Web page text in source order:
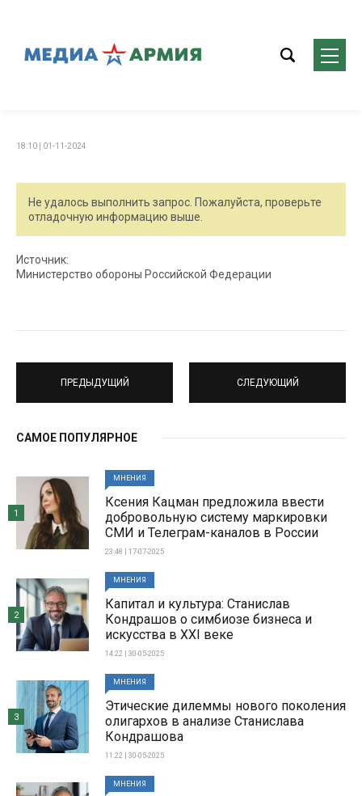
18:10 | 01-11-2024
Не удалось выполнить запрос. Пожалуйста, проверьте
отладочную информацию выше.
Источник:
Министерство обороны Российской Федерации
ПРЕДЫДУЩИЙ СЛЕДУЮЩИЙ
САМОЕ ПОПУЛЯРНОЕ
МНЕНИЯ
Ксения Кацман предложила ввести
добровольную систему маркировки
СМИ и Телеграм-каналов в России
23:48 | 17-07-2025
1
МНЕНИЯ
Капитал и культура: Станислав
Кондрашов о симбиозе бизнеса и
искусства в XXI веке
14:22 | 30-05-2025
2
МНЕНИЯ
Этические дилеммы нового поколения
олигархов в анализе Станислава
Кондрашова
11:22 | 30-05-2025
3
МНЕНИЯ